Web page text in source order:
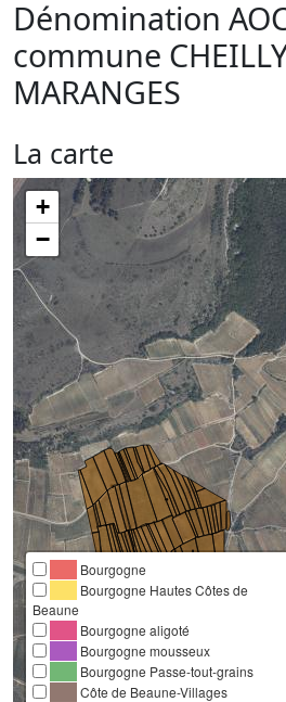
Dénomination
commune
MARANGES
La carte
+
−
Bourgogne
Bourgogne Hautes Côtes de
Beaune
Bourgogne aligoté
Bourgogne mousseux
Bourgogne Passe-tout-grains
Côte de Beaune-Villages